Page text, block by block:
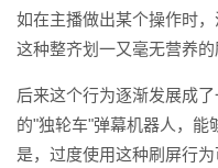
如在主播做出某个操作时，
这种整齐划一又毫无营养的
后来这个行为逐渐发展成
的"独轮车"弹幕机器人，能
是，过度使用这种刷屏行